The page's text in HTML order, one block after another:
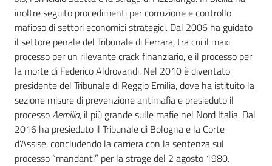
Progetti
inoltre seguito procedimenti per corruzione e controllo
mafioso di settori economici strategici. Dal 2006 ha guidato
il settore penale del Tribunale di Ferrara, tra cui il maxi
processo per un rilevante crack finanziario, e il processo per
la morte di Federico Aldrovandi. Nel 2010 è diventato
presidente del Tribunale di Reggio Emilia, dove ha istituito la
sezione misure di prevenzione antimafia e presieduto il
processoAemilia, il più grande sulle mafie nel Nord Italia. Dal
2016 ha presieduto il Tribunale di Bologna e la Corte
d’Assise, concludendo la carriera con la sentenza sul
processo “mandanti” per la strage del 2 agosto 1980.